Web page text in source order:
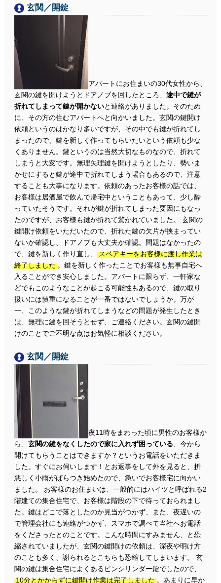
玄関／開錠
アパートにお住まいの30代女性から、
玄関の鍵を開けようとドアノブを回したところ、 途中で鍵が
折れてしまって鍵が開かないと連絡がありました。そのため
に、その方の住むアパートへと向かいました。玄関の鍵開け
依頼というのはかなり多いですが、その中でも鍵が折れてし
まったので、鍵を新しく作ってもらいたいという依頼も少な
くありません。鍵というのは当然大切なものなので、折れて
しまうと大変です。無理矢理鍵を開けようとしたり、勢いま
かせにすると鍵が途中で折れてしまう場合もあるので、注意
することも大事になります。依頼のあったお客様の話では、
お客様は居酒屋で飲んで帰宅中ということもあって、少し酔
っていたそうです。それが鍵が折れてしまった要因にもなっ
たのですが、お客様も鍵が折れて驚かれていました。 玄関の
鍵開け依頼をいただいたので、折れた鍵の欠片が挟まってい
ないか確認し、ドアノブも大丈夫か確認。問題はなかったの
で、鍵を新しく作り直し、
スペアキーをお客様に渡し作業は
終了しました。鍵を新しく作ったことでお客様も無事自宅へ
入ることができ安心しました。アパートに限らず、一軒家な
どでもこのようなことが起こる可能性もあるので、鍵の取り
扱いには慎重になることが一番ではないでしょうか。万が
一、このような鍵が折れてしまうなどの問題が発生したとき
は、無理に鍵を回そうとせず、ご連絡ください。玄関の鍵開
けのことでご不明な点はお気軽に相談ください。
玄関／開錠
夜11時をまわった頃に男性のお客様か
ら、 玄関の鍵をなくしたので家に入れず困っている 、今から
開けてもらうことはできますか？というお電話をいただきま
した。すぐにお伺いします！とお返事をして外を見ると、折
悪しく小雨がぱらつき始めたので、急いでお客様宅に向かい
ました。 お客様のお住まいは、一般的にはハイツと呼ばれる2
階建ての集合住宅で、お客様は階段の下で待っておられまし
た。鍵はどこで落としたのか見当がつかず、また、夜遅いの
で管理会社にも連絡がつかず、スマホで調べて当社へお電話
をくださったとのことです。こんな時間にすみません、と恐
縮されていましたが、玄関の鍵開けの依頼は、深夜や明け方
のことも多く、謝られるとこちらも恐縮してしまいます。 玄
関の鍵は集合住宅によくあるピンシリンダー錠でしたので、
10分とかからずに鍵開け作業は完了しました。あまりに早か